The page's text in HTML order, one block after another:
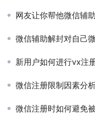
网友让你帮他微信辅
微信辅助解封对自己
新用户如何进行vx注
微信注册限制因素分析
微信注册时如何避免